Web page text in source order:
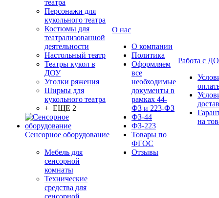
театра
Персонажи для
кукольного театра
Костюмы для
театрализованной
деятельности
Настольный театр
Театры кукол в
ДОУ
Уголки ряжения
Ширмы для
кукольного театра
+ ЕЩЕ 2
Сенсорное оборудование
Мебель для
сенсорной
комнаты
Технические
средства для
сенсорной
О нас
О компании
Политика
Оформляем
все
необходимые
документы в
рамках 44-
ФЗ и 223-ФЗ
ФЗ-44
ФЗ-223
Товары по
ФГОС
Отзывы
Работа с
на